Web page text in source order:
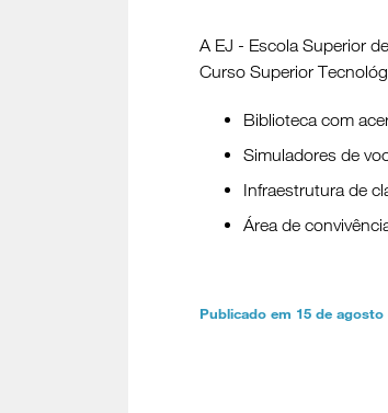
A EJ - Escola Superior
Curso Superior
Biblioteca com
Simuladores de
Infraestrutura de
Área de
Publicado em 15 de agosto